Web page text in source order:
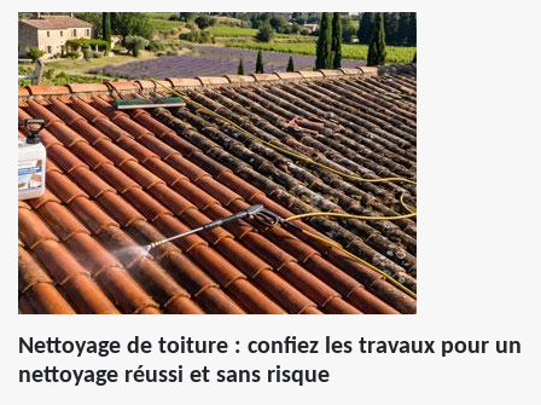
Nettoyage de toiture : confiez les travaux pour un
nettoyage réussi et sans risque